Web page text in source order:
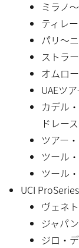
ミラノ
ティレ
パリ〜
ストラ
オムロ
UAEツ
カデル
ドレース
ツアー
ツール
ツール
UCI ProSeries
ヴェネ
ジャパ
ジロ・